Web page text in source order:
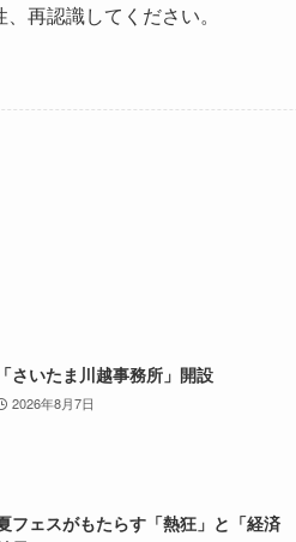
再認識してください。
「さいたま川越事務所」開設
2026年8月7日
フェスがもたらす「熱狂」と「経済